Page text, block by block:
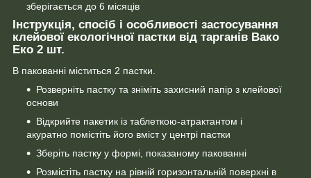
зберігається до 6 місяців
Інструкція, спосіб і особливості застосування
клейової екологічної пастки від тарганів Вако
Еко 2 шт.
В пакованні міститься 2 пастки.
Розверніть пастку та зніміть захисний папір з клейової
основи
Відкрийте пакетик із таблеткою-атрактантом і
акуратно помістіть його вміст у центрі пастки
Зберіть пастку у формі, показаному пакованні
Розмістіть пастку на рівній горизонтальній поверхні в